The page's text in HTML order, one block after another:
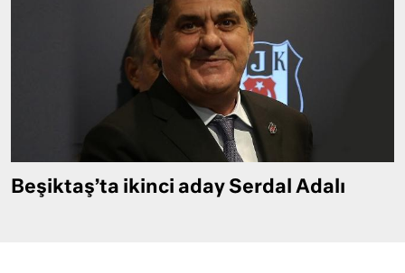
Beşiktaş’ta ikinci aday Serdal Adalı